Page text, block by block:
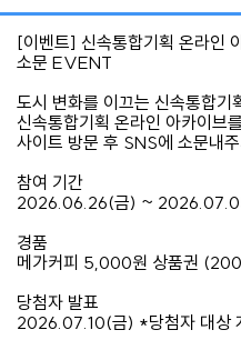
​[이벤트] 신속통합기획 온라인
소문 EVENT
도시 변화를 이끄는 신속통합기
신속통합기획 온라인 아카이브
사이트 방문 후 SNS에 소문내
참여 기간
2026.06.26(금) ~
경품
메가커피 5,000원 상품권
당첨자 발표
2026.07.10(금) *당첨자 대상